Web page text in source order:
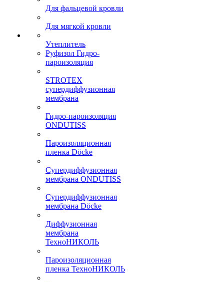
Для фальцевой кровли
Для мягкой кровли
Утеплитель
Руфизол Гидро-
пароизоляция
STROTEX
супердиффузионная
мембрана
Гидро-пароизоляция
ONDUTISS
Пароизоляционная
пленка Döcke
Супердиффузионная
мембрана ONDUTISS
Супердиффузионная
мембрана Döcke
Диффузионная
мембрана
ТехноНИКОЛЬ
Пароизоляционная
пленка ТехноНИКОЛЬ